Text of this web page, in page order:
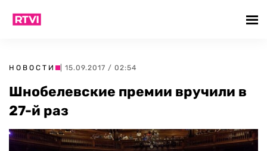
НОВОСТИ | 15.09.2017 / 02:54
Шнобелевские премии вручили в
27-й раз